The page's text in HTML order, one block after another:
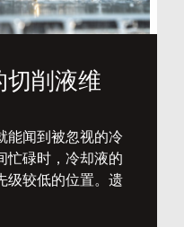
切削液维
能闻到被忽视的冷
忙碌时，冷却液的
级较低的位置。遗